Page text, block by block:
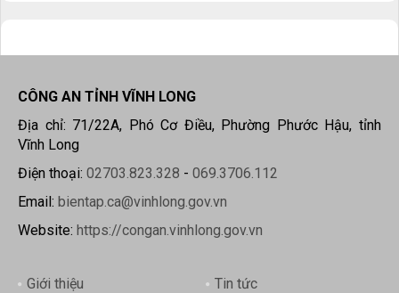
CÔNG AN TỈNH VĨNH LONG
Địa chỉ: 71/22A, Phó Cơ Điều, Phường Phước Hậu, tỉnh
Vĩnh Long
Điện thoại: 02703.823.328 - 069.3706.112
Email: bientap.ca@vinhlong.gov.vn
Website: https://congan.vinhlong.gov.vn
Giới thiệu Tin tức